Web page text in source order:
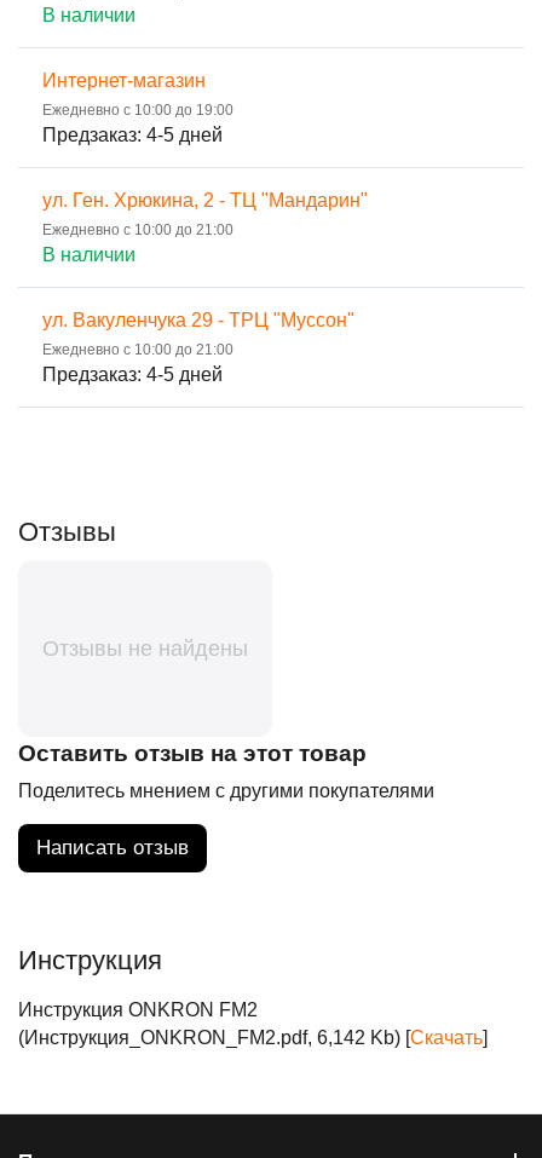
В наличии
Интернет-магазин
Ежедневно с 10:00 до 19:00
Предзаказ: 4-5 дней
ул. Ген. Хрюкина, 2 - ТЦ "Мандарин"
Ежедневно с 10:00 до 21:00
В наличии
ул. Вакуленчука 29 - ТРЦ "Муссон"
Ежедневно с 10:00 до 21:00
Предзаказ: 4-5 дней
Отзывы
Отзывы не найдены
Оставить отзыв на этот товар
Поделитесь мнением с другими покупателями
Написать отзыв
Инструкция
Инструкция ONKRON FM2
(Инструкция_ONKRON_FM2.pdf, 6,142 Kb) [Скачать]